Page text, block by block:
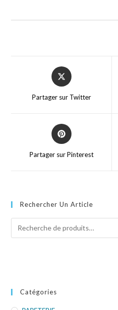
Partager sur Twitter
Partager sur Pinterest
Rechercher Un Article
Catégories